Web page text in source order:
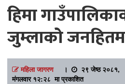
हिमा
जुम्लाको
महिला जागरण।
२९ जेष्ठ २०८१,
मंगलवार १२:२८ मा प्रकाशित